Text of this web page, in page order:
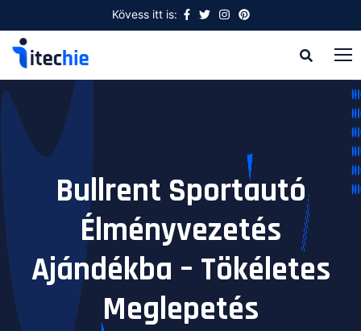
Kövess itt is:
Bullrent Sportautó
Élményvezetés
Ajándékba – Tökéletes
Meglepetés